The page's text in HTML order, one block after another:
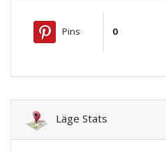
Pins 0
Läge Stats